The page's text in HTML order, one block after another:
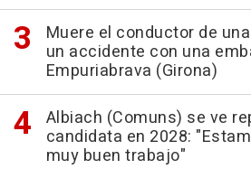
Muere el conductor de
un accidente con una
Empuriabrava (Girona)
Albiach (Comuns) se ve
candidata en 2028:
muy buen trabajo"